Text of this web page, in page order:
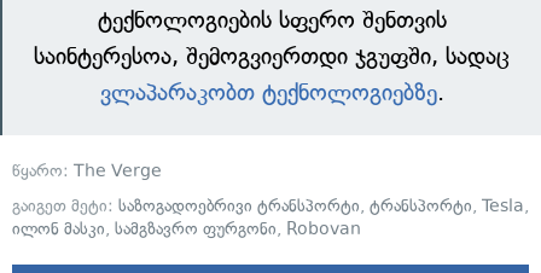
ტექნოლოგიების სფერო შენთვის
საინტერესოა, შემოგვიერთდი ჯგუფში, სადაც
ვლაპარაკობთ ტექნოლოგიებზე.
წყარო: The Verge
გაიგეთ მეტი: საზოგადოებრივი ტრანსპორტი, ტრანსპორტი, Tesla,
ილონ მასკი, სამგზავრო ფურგონი, Robovan